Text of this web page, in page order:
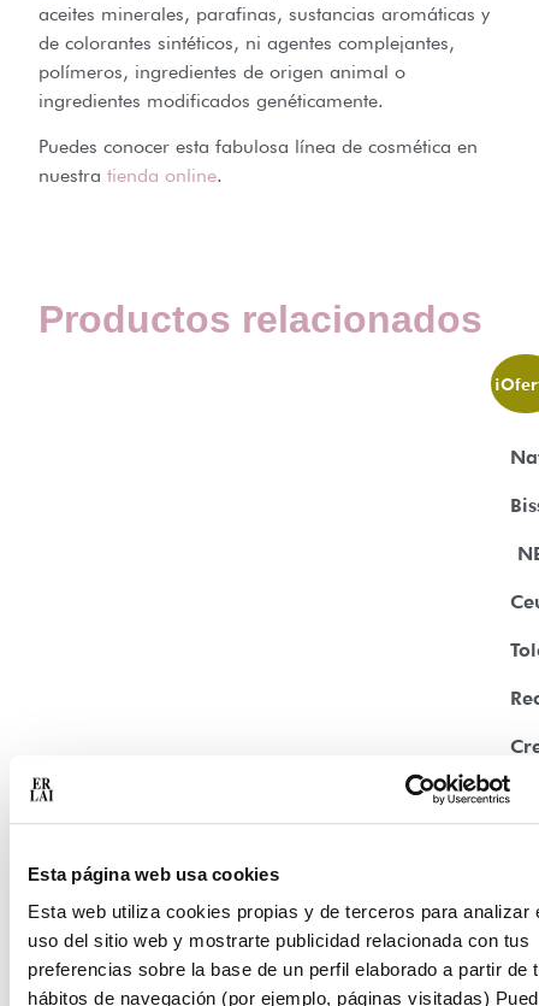
Esta página web usa cookies
Esta web utiliza cookies propias y de terceros para analizar
uso del sitio web y mostrarte publicidad relacionada con tus
preferencias sobre la base de un perfil elaborado a partir de
hábitos de navegación (por ejemplo, páginas visitadas)
aceites minerales, parafinas, sustancias aromáticas y
de colorantes sintéticos, ni agentes complejantes,
polímeros, ingredientes de origen animal o
ingredientes modificados genéticamente.
Puedes conocer esta fabulosa línea de cosmética en
nuestra tienda online.
Productos relacionados